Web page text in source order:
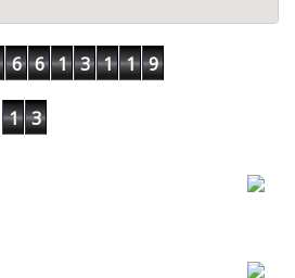
6 6 1 3 1 1 9
1 3